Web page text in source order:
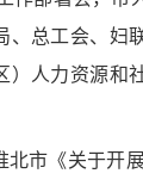
、总工会、妇
）人力资源和
北市《关于开